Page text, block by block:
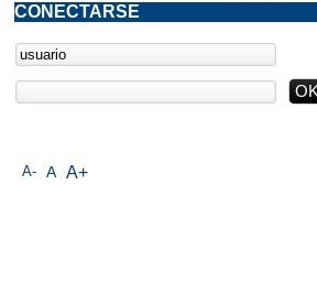
A- A A+
CONECTARSE